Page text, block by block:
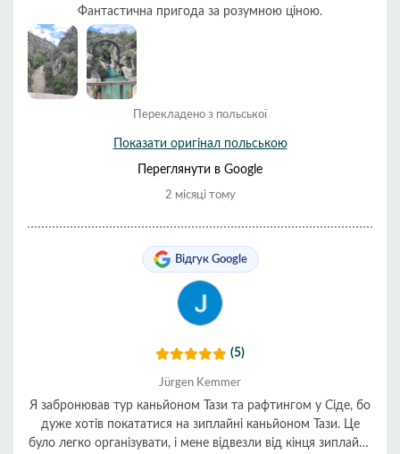
Фантастична пригода за розумною ціною.
Перекладено з польської
Показати оригінал польською
Переглянути в Google
2 місяці тому
Відгук Google
(5)
Jürgen Kemmer
Я забронював тур каньйоном Тази та рафтингом у Сіде, бо
дуже хотів покататися на зиплайні каньйоном Тази. Це
було легко організувати, і мене відвезли від кінця зиплайна